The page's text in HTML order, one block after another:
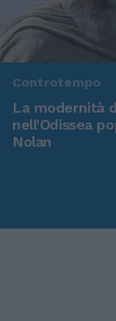
Controtempo
La modernità
nell'Odissea
Nolan